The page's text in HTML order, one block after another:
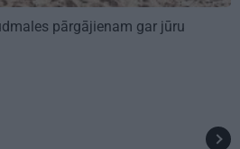
pārgājienam gar jūru